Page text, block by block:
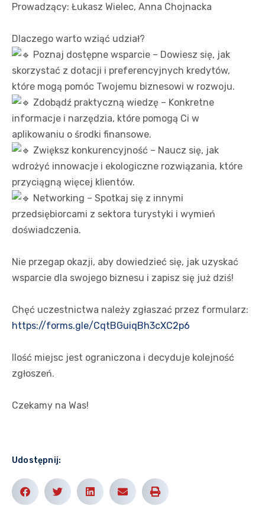
Prowadzący: Łukasz Wielec, Anna Chojnacka
Dlaczego warto wziąć udział?
Poznaj dostępne wsparcie – Dowiesz się, jak
skorzystać z dotacji i preferencyjnych kredytów,
które mogą pomóc Twojemu biznesowi w rozwoju.
Zdobądź praktyczną wiedzę – Konkretne
informacje i narzędzia, które pomogą Ci w
aplikowaniu o środki finansowe.
Zwiększ konkurencyjność – Naucz się, jak
wdrożyć innowacje i ekologiczne rozwiązania, które
przyciągną więcej klientów.
Networking – Spotkaj się z innymi
przedsiębiorcami z sektora turystyki i wymień
doświadczenia.
Nie przegap okazji, aby dowiedzieć się, jak uzyskać
wsparcie dla swojego biznesu i zapisz się już dziś!
Chęć uczestnictwa należy zgłaszać przez formularz:
https://forms.gle/CqtBGuiqBh3cXC2p6
Ilość miejsc jest ograniczona i decyduje kolejność
zgłoszeń.
Czekamy na Was!
Udostępnij: